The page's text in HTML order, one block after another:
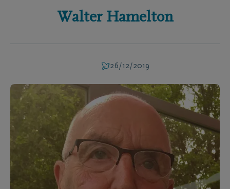
Walter Hamelton
26/12/2019